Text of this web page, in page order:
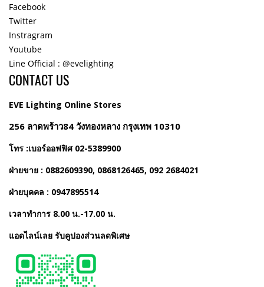
Facebook
Twitter
Instragram
Youtube
Line Official : @evelighting
CONTACT US
EVE Lighting Online Stores
256 ลาดพร้าว84 วังทองหลาง กรุงเทพ 10310
โทร :เบอร์ออฟฟิศ 02-5389900
ฝ่ายขาย : 0882609390, 0868126465, 092 2684021
ฝ่ายบุคคล : 0947895514
เวลาทำการ 8.00 น.-17.00 น.
แอดไลน์เลย รับคูปองส่วนลดพิเศษ